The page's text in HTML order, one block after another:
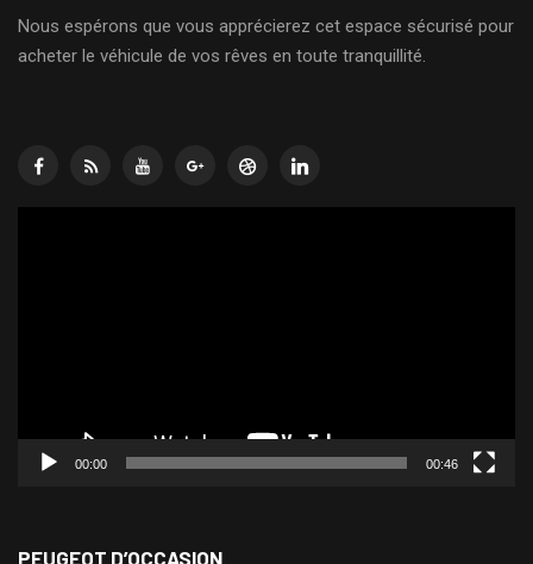
Nous espérons que vous apprécierez cet espace sécurisé pour
acheter le véhicule de vos rêves en toute tranquillité.
00:00 00:46
PEUGEOT D’OCCASION